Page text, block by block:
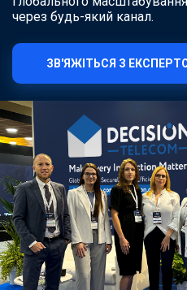
через будь-який канал.
ЗВ'ЯЖІТЬСЯ З